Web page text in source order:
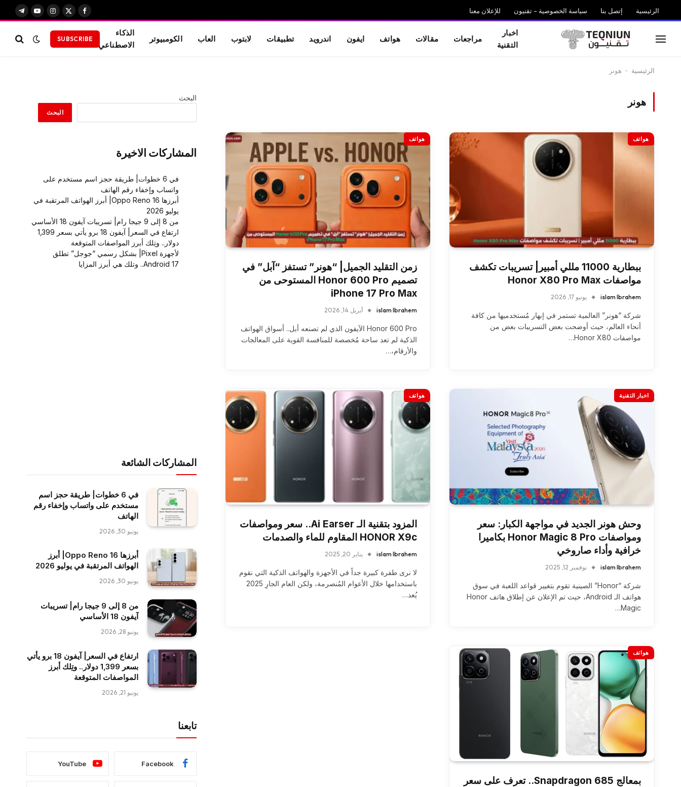
الرئيسية إتصل بنا سياسة الخصوصية – تقنيون للإعلان معنا
فيسبوك
X
الانستغرام
يوتيوبتيلقرام
اخبار
التقنية
مراجعات مقالات هواتف ايفون اندرويد تطبيقات لابتوب العاب الكومبيوتر
الذكاء
الاصطناعي
SUBSCRIBE
الرئيسية - هونر
هونر
هواتف
ببطارية 11000 مللي أمبير| تسريبات تكشف
مواصفات Honor X80 Pro Max
islam Ibrahem يونيو 17, 2026
شركة “هونر” العالمية تستمر في إبهار مُستخدميها من كافة
أنحاء العالم، حيث أوضحت بعض التسريبات بعض من
مواصفات Honor X80…
هواتف
زمن التقليد الجميل| “هونر” تستفز “آبل” في
تصميم Honor 600 Pro المستوحى من
iPhone 17 Pro Max
islam Ibrahem أبريل 14, 2026
Honor 600 Pro الآيفون الذي لم تصنعه أبل.. أسواق الهواتف
الذكية لم تعد ساحة مُخصصة للمنافسة القوية على المعالجات
والأرقام،…
اخبار التقنية
وحش هونر الجديد في مواجهة الكبار: سعر
ومواصفات Honor Magic 8 Pro بكاميرا
خرافية وأداء صاروخي
islam Ibrahem نوفمبر 12, 2025
شركة “Honor” الصينية تقوم بتغيير قواعد اللعبة في سوق
هواتف الـ Android، حيث تم الإعلان عن إطلاق هاتف Honor
Magic…
هواتف
المزود بتقنية الـ Ai Earser.. سعر ومواصفات
HONOR X9c المقاوم للماء والصدمات
islam Ibrahem يناير 20, 2025
لا نرى طفرة كبيرة جداً في الأجهزة والهواتف الذكية التي نقوم
باستخدامها خلال الأعوام المُنصرمة، ولكن العام الجارِ 2025
يُعد…
هواتف
بمعالج Snapdragon 685.. تعرف على سعر
البحث
البحث
المشاركات الاخيرة
في 6 خطوات| طريقة حجز اسم مستخدم على
واتساب وإخفاء رقم الهاتف
أبرزها Oppo Reno 16| أبرز الهواتف المرتقبة في
يوليو 2026
من 8 إلى 9 جيجا رام| تسريبات آيفون 18 الأساسي
ارتفاع في السعر| آيفون 18 برو يأتي بسعر 1,399
دولار.. وتِلك أبرز المواصفات المتوقعة
لأجهزة Pixel| بشكل رسمي “جوجل” تطلق
Android 17.. وتلك هي أبرز المزايا
المشاركات الشائعة
في 6 خطوات| طريقة حجز اسم
مستخدم على واتساب وإخفاء رقم
الهاتف
يونيو 30, 2026
أبرزها Oppo Reno 16| أبرز
الهواتف المرتقبة في يوليو 2026
يونيو 30, 2026
من 8 إلى 9 جيجا رام| تسريبات
آيفون 18 الأساسي
يونيو 28, 2026
ارتفاع في السعر| آيفون 18 برو يأتي
بسعر 1,399 دولار.. وتِلك أبرز
المواصفات المتوقعة
يونيو 21, 2026
تابعنا
Facebook
YouTube